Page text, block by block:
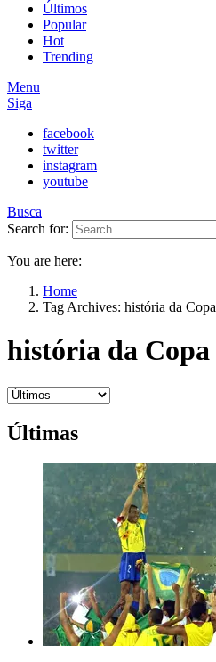
Últimos
Popular
Hot
Trending
Menu
Siga
facebook
twitter
instagram
youtube
Busca
Search for:
You are here:
Home
Tag Archives: história da Copa
história da Copa
Últimas